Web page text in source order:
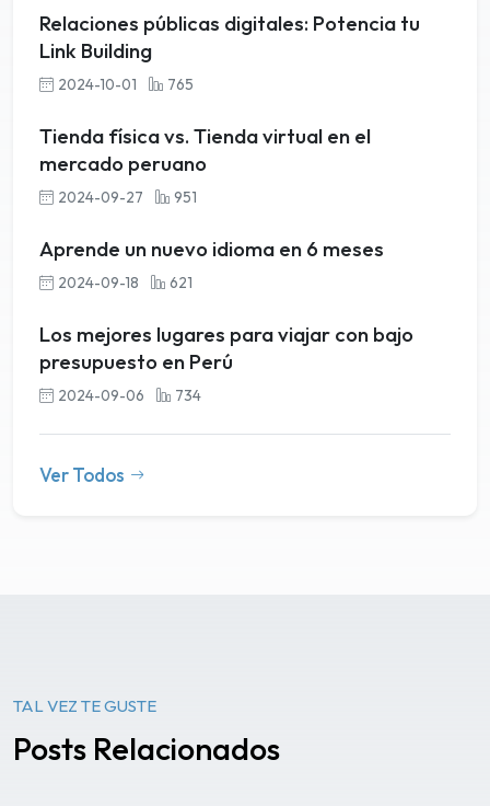
Relaciones públicas digitales: Potencia tu
Link Building
2024-10-01 765
Tienda física vs. Tienda virtual en el
mercado peruano
2024-09-27 951
Aprende un nuevo idioma en 6 meses
2024-09-18 621
Los mejores lugares para viajar con bajo
presupuesto en Perú
2024-09-06 734
Ver Todos
TAL VEZ TE GUSTE
Posts Relacionados